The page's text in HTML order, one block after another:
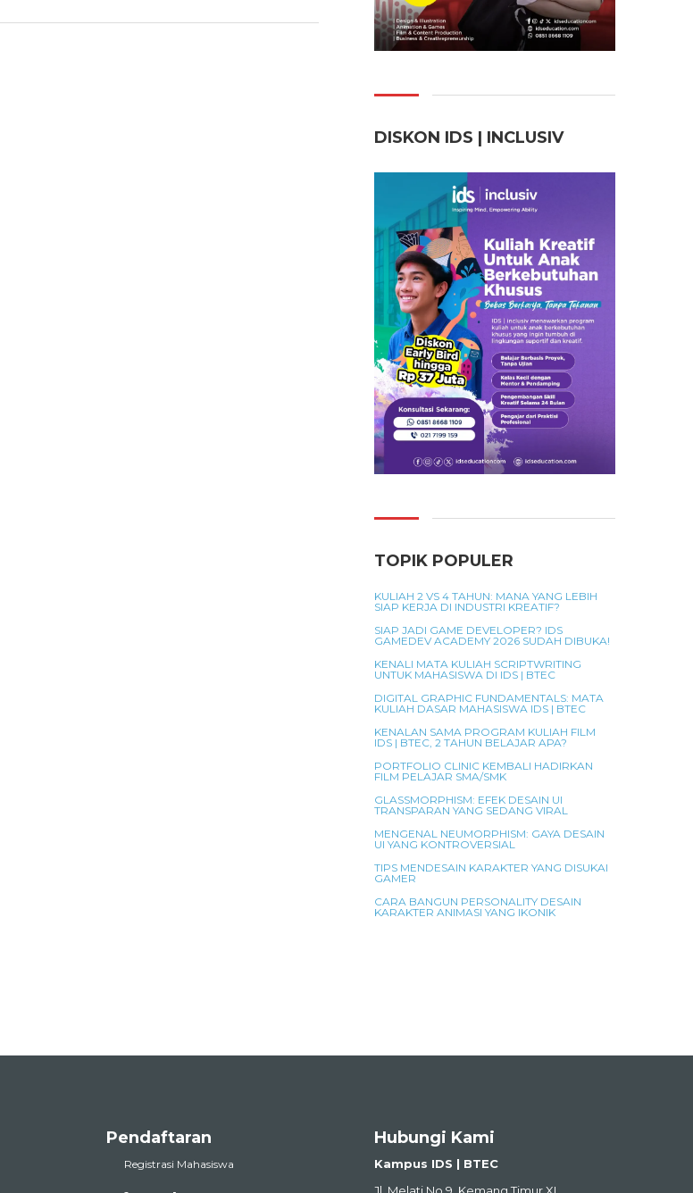
DISKON IDS | INCLUSIV
TOPIK POPULER
KULIAH 2 VS 4 TAHUN: MANA YANG LEBIH
SIAP KERJA DI INDUSTRI KREATIF?
SIAP JADI GAME DEVELOPER? IDS
GAMEDEV ACADEMY 2026 SUDAH DIBUKA!
KENALI MATA KULIAH SCRIPTWRITING
UNTUK MAHASISWA DI IDS | BTEC
DIGITAL GRAPHIC FUNDAMENTALS: MATA
KULIAH DASAR MAHASISWA IDS | BTEC
KENALAN SAMA PROGRAM KULIAH FILM
IDS | BTEC, 2 TAHUN BELAJAR APA?
PORTFOLIO CLINIC KEMBALI HADIRKAN
FILM PELAJAR SMA/SMK
GLASSMORPHISM: EFEK DESAIN UI
TRANSPARAN YANG SEDANG VIRAL
MENGENAL NEUMORPHISM: GAYA DESAIN
UI YANG KONTROVERSIAL
TIPS MENDESAIN KARAKTER YANG DISUKAI
GAMER
CARA BANGUN PERSONALITY DESAIN
KARAKTER ANIMASI YANG IKONIK
Pendaftaran
Registrasi Mahasiswa
Hubungi Kami
Kampus IDS | BTEC
Jl. Melati No.9, Kemang Timur XI,